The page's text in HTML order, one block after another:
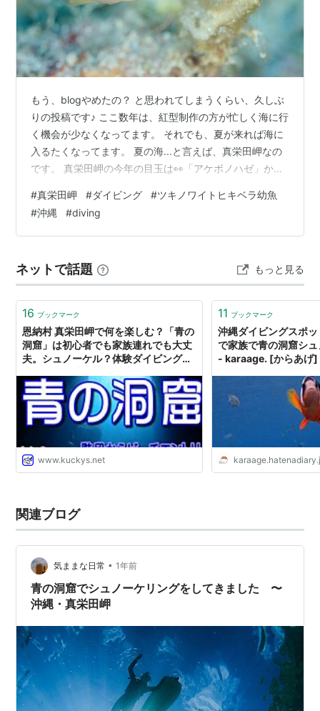
もう、blogやめたの？ と思われてしまうくらい、久しぶ
りの投稿です♪ ここ数年は、紅型制作の方が忙しく海に行
く機会が少なくなってます。 それでも、夏が来れば海に
入るたくなってます。 夏の海...と言えば、真栄田岬なの
です。 真栄田岬の今年の目玉は👀「アケボノハゼ」か
元に探しに行くが、なかなか出会えなかった時の一枚が
これ ツキノワイトヒキベラ幼魚 2026.07.20@真栄田岬
鰭も開いてないし、アングルもイマイチだけど、綺麗
多く潜る予定です。 アケボノハゼは、昨日(7/26)にや
っ…
#真栄田岬 #ダイビング #ツキノワイトヒキベラ幼魚
#沖縄 #diving
ネットで話題 もっと見る
16 ブックマーク
恩納村 真栄田岬で何を楽しむ？「青の
洞窟」は初心者でも家族連れでも大丈
夫。シュノーケル？体験ダイビング？
【沖縄本島中部編vol.３】 - 独りぼっ
ちのお気楽マイル道 ANA SFC 思想”た
まには贅沢もいいじゃない？”
www.kuckys.net
11 ブックマーク
沖縄ダイビングスポ
で家族で青の洞窟シ
- karaage. [からあげ]
関連ブログ
気ままな日常 • 1年前
青の洞窟でシュノーケリングをしてきました 〜
沖縄・真栄田岬